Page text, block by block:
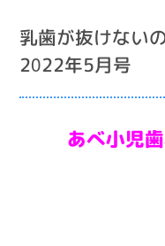
乳歯が抜けない
2022年5月号
あべ小児